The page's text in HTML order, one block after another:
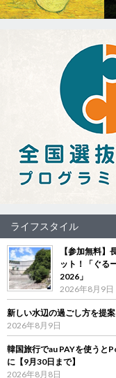
ライフスタイル
【参加無料
ット！「ぐる
2026」
2026年8月9日
新しい水辺の過ごし方を提
2026年8月9日
韓国旅行でau PAYを使うと
に【9月30日まで】
2026年8月8日